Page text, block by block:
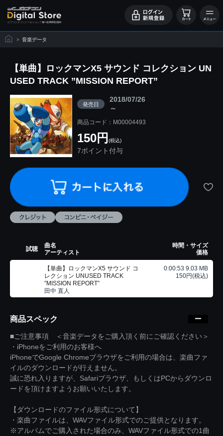
> 音楽データ
【単曲】ロックマンX5 サウンド コレクション UN
USED TRACK ”MISSION REPORT”
発売日
2018/07/26
～
商品コード：M00004493
150円 (税込)
7ポイント付与
試聴
曲名
アーティスト
時間・サイズ
価格
【単曲】ロックマンX5 サウンド コ
レクション UNUSED TRACK
”MISSION REPORT”
田中 直人
0:00:53 9.03 MB
150円(税込)
商品スペック
■ご注意事項 ＜音楽データをご購入頂く前にご確認ください＞
・iPhoneをご利用のお客様へ
iPhoneでGoogle Chromeブラウザをご利用の場合は、楽曲ファ
イルのダウンロードが行えません。
誠に恐れ入りますが、Safariブラウザ、もしくはPCからダウンロ
ードを頂けますようお願いいたします。
【ダウンロードのファイル形式について】
・楽曲ファイルは、WAVファイル形式でのご提供となります。
※アルバムでご購入された場合のみ、WAVファイル形式での1曲